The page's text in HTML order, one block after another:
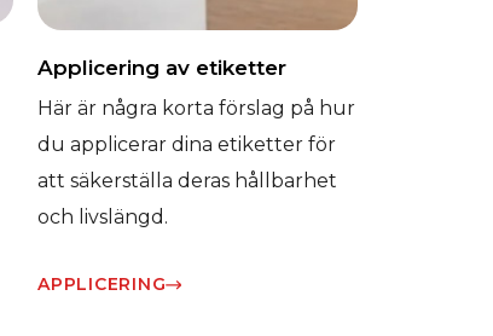
Applicering av etiketter
Här är några korta förslag på hur
du applicerar dina etiketter för
att säkerställa deras hållbarhet
och livslängd.
APPLICERING​